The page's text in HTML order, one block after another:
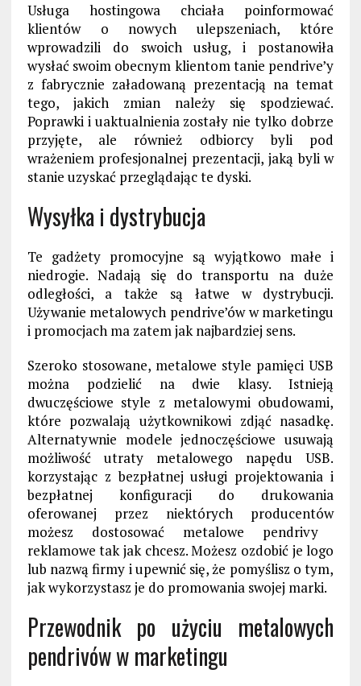
Usługa hostingowa chciała poinformować
klientów o nowych ulepszeniach, które
wprowadzili do swoich usług, i postanowiła
wysłać swoim obecnym klientom tanie pendrive’y
z fabrycznie załadowaną prezentacją na temat
tego, jakich zmian należy się spodziewać.
Poprawki i uaktualnienia zostały nie tylko dobrze
przyjęte, ale również odbiorcy byli pod
wrażeniem profesjonalnej prezentacji, jaką byli w
stanie uzyskać przeglądając te dyski.
Wysyłka i dystrybucja
Te gadżety promocyjne są wyjątkowo małe i
niedrogie. Nadają się do transportu na duże
odległości, a także są łatwe w dystrybucji.
Używanie metalowych pendrive’óww marketingu
i promocjach ma zatem jak najbardziej sens.
Szeroko stosowane,metalowe style pamięci USB
można podzielić na dwie klasy. Istnieją
dwuczęściowe style z metalowymi obudowami,
które pozwalają użytkownikowi zdjąć nasadkę.
Alternatywnie modele jednoczęściowe usuwają
możliwość utraty metalowego napędu USB.
korzystając z bezpłatnej usługi projektowania i
bezpłatnej konfiguracji do drukowania
oferowanej przez niektórych producentów
możesz dostosować metalowe pendrivy
reklamowe tak jak chcesz. Możesz ozdobić je logo
lub nazwą firmy i upewnić się, że pomyślisz o tym,
jak wykorzystasz je do promowania swojej marki.
Przewodnik po użyciu metalowych
pendrivóww marketingu